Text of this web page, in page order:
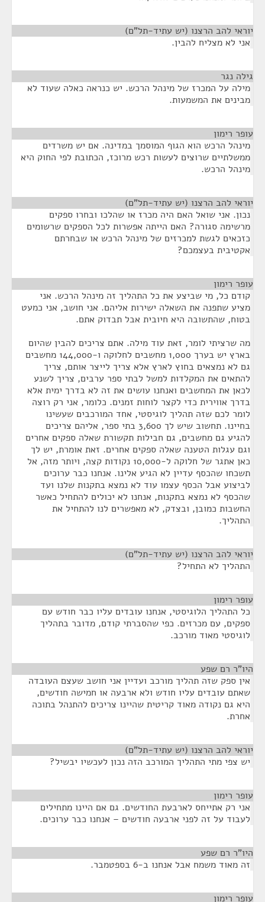
יוראי להב הרצנו (יש עתיד-תל"ם)
אני לא מצליח להבין.
גילה נגר
מילה על המכרז של מינהל הרכש. יש כנראה כאלה שעוד לא
מבינים את המשמעות.
עופר רימון
מינהל הרכש הוא הגוף המוסמך במדינה. אם יש משרדים
ממשלתיים שרוצים לעשות רכש מרוכז, הכתובת לפי החוק היא
מינהל הרכש.
יוראי להב הרצנו (יש עתיד-תל"ם)
נכון. אני שואל האם היה מכרז או שהלכו ובחרו ספקים
מרשימה סגורה? האם הייתה אפשרות לכל הספקים שרשומים
כזכאים לגשת למכרזים של מינהל הרכש או שבחרתם
אקטיבית בעצמכם?
עופר רימון
קודם כל, מי שביצע את כל התהליך זה מינהל הרכש. אני
מציע שתפנה את השאלה ישירות אליהם. אני חושב, אני כמעט
בטוח, שהתשובה היא חיובית אבל תבדוק אתם.
מה שרציתי לומר, זאת עוד מילה. אתם צריכים להבין שהיום
בארץ יש בערך 1,000 מחשבים לחלוקה ו-144,000 מחשבים
גם לא נמצאים בחוץ לארץ אלא צריך לייצר אותם, צריך
להתאים את המקלדות למשל לבתי ספר ערבים, צריך לשנע
לכאן את המחשבים ואנחנו עושים את זה לא בדרך ימית אלא
בדרך אווירית כדי לקצר לוחות זמנים. כלומר, אני רק רוצה
לומר לכם שזה תהליך לוגיסטי, אחד המורכבים שעשינו
בחיינו. תחשוב שיש לך 3,600 בתי ספר, אליהם צריכים
להגיע גם מחשבים, גם חבילות תקשורת שאלה ספקים אחרים
וגם עגלות הטענה שאלה ספקים אחרים. זאת אומרת, יש לך
כאן אתגר של חלוקה ל-10,000 נקודות קצה, ויותר מזה, אל
תשכחו שהכסף עדיין לא הגיע אלינו. אנחנו כבר ערוכים
לביצוע אבל הכסף עצמו עוד לא נמצא בתקנות שלנו ועד
שהכסף לא נמצא בתקנות, אנחנו לא יכולים להתחיל כאשר
החשבות כמובן, ובצדק, לא מאפשרים לנו להתחיל את
התהליך.
יוראי להב הרצנו (יש עתיד-תל"ם)
התהליך לא התחיל?
עופר רימון
כל התהליך הלוגיסטי, אנחנו עובדים עליו כבר חודש עם
ספקים, עם מכרזים. כפי שהסברתי קודם, מדובר בתהליך
לוגיסטי מאוד מורכב.
היו"ר רם שפע
אין ספק שזה תהליך מורכב ועדיין אני חושב שעצם העובדה
שאתם עובדים עליו חודש ולא ארבעה או חמישה חודשים,
היא גם נקודה מאוד קריטית שהיינו צריכים להתנהל בתוכה
אחרת.
יוראי להב הרצנו (יש עתיד-תל"ם)
יש צפי מתי התהליך המורכב הזה נכון לעכשיו יבשיל?
עופר רימון
אני רק אתייחס לארבעת החודשים. גם אם היינו מתחילים
לעבוד על זה לפני ארבעה חודשים – אנחנו כבר ערוכים.
היו"ר רם שפע
זה מאוד משמח אבל אנחנו ב-6 בספטמבר.
עופר רימון